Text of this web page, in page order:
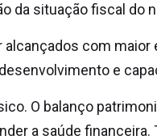
da situação fiscal do
com
e
O balanço
a saúde